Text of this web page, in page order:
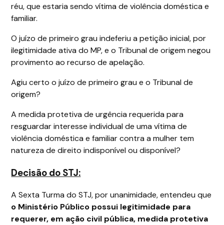
réu, que estaria sendo vítima de violência doméstica e
familiar.
O juízo de primeiro grau indeferiu a petição inicial, por
ilegitimidade ativa do MP, e o Tribunal de origem negou
provimento ao recurso de apelação.
Agiu certo o juízo de primeiro grau e o Tribunal de
origem?
A medida protetiva de urgência requerida para
resguardar interesse individual de uma vítima de
violência doméstica e familiar contra a mulher tem
natureza de direito indisponível ou disponível?
Decisão do STJ:
A Sexta Turma do STJ, por unanimidade, entendeu que
o Ministério Público possui legitimidade para
requerer, em ação civil pública, medida protetiva